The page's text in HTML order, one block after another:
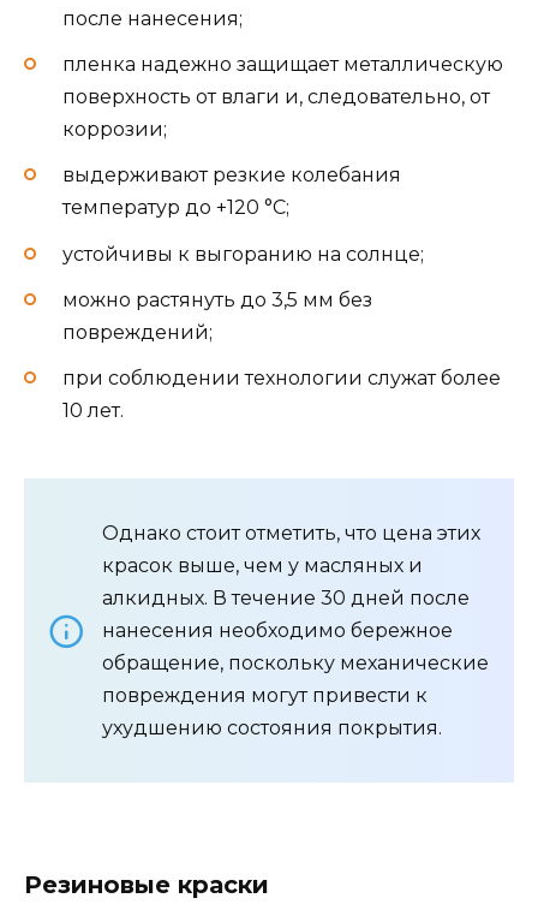
после нанесения;
пленка надежно защищает металлическую
поверхность от влаги и, следовательно, от
коррозии;
выдерживают резкие колебания
температур до +120 °C;
устойчивы к выгоранию на солнце;
можно растянуть до 3,5 мм без
повреждений;
при соблюдении технологии служат более
10 лет.
Однако стоит отметить, что цена этих
красок выше, чем у масляных и
алкидных. В течение 30 дней после
нанесения необходимо бережное
обращение, поскольку механические
повреждения могут привести к
ухудшению состояния покрытия.
Резиновые краски